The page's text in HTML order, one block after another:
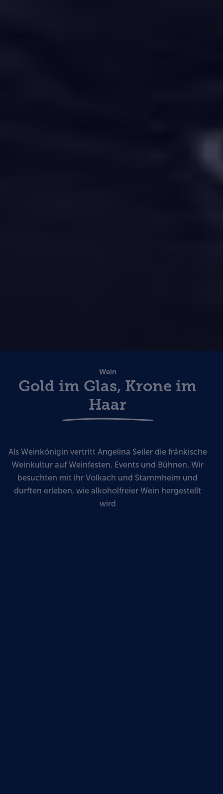
Wein
Gold im Glas, Krone im
Haar
Als Weinkönigin vertritt Angelina Seiler die fränkische
Weinkultur auf Weinfesten, Events und Bühnen. Wir
besuchten mit ihr Volkach und Stammheim und
durften erleben, wie alkoholfreier Wein hergestellt
wird